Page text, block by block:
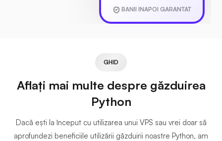
BANII INAPOI GARANTAT
GHID
Aflați mai multe despre găzduirea
Python
Dacă ești la început cu utilizarea unui VPS sau vrei doar să
aprofundezi beneficiile utilizării găzduirii noastre Python, am